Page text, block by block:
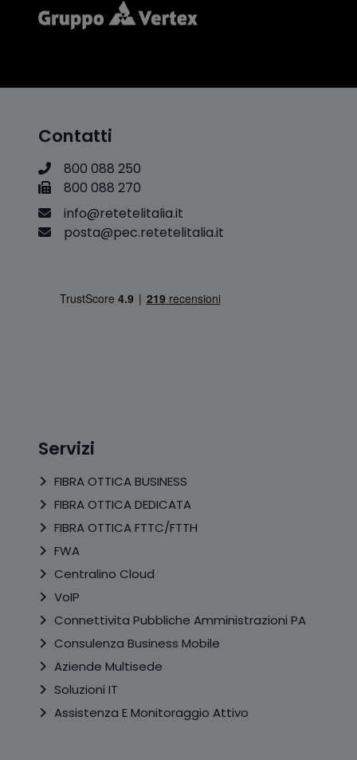
Contatti
800 088 250
800 088 270
info@retetelitalia.it
posta@pec.retetelitalia.it
Servizi
FIBRA OTTICA BUSINESS
FIBRA OTTICA DEDICATA
FIBRA OTTICA FTTC/FTTH
FWA
Centralino Cloud
VoIP
Connettivita Pubbliche Amministrazioni PA
Consulenza Business Mobile
Aziende Multisede
Soluzioni IT
Assistenza E Monitoraggio Attivo